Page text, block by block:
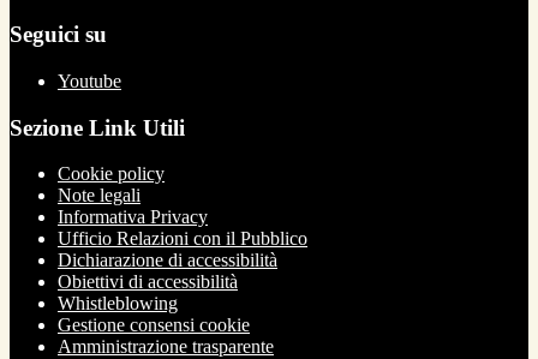
Seguici su
Youtube
Sezione Link Utili
Cookie policy
Note legali
Informativa Privacy
Ufficio Relazioni con il Pubblico
Dichiarazione di accessibilità
Obiettivi di accessibilità
Whistleblowing
Gestione consensi cookie
Amministrazione trasparente